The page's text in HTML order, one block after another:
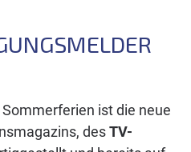
ist die neue
desTV-